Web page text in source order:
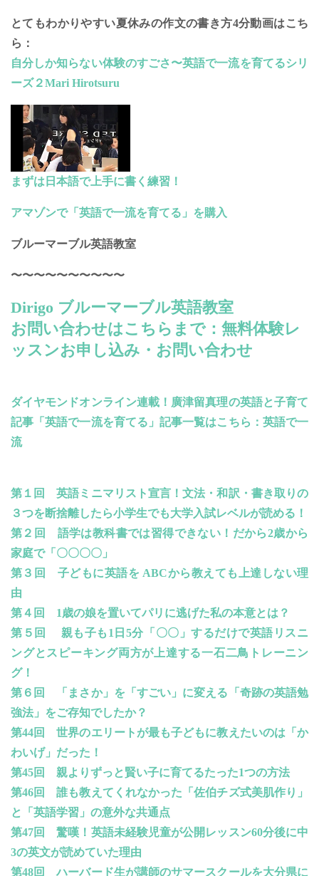
とてもわかりやすい夏休みの作文の書き方4分動画はこち
ら：
自分しか知らない体験のすごさ〜英語で一流を育てるシリ
ーズ２Mari Hirotsuru
まずは日本語で上手に書く練習！
アマゾンで「英語で一流を育てる」を購入
ブルーマーブル英語教室
〜〜〜〜〜〜〜〜〜〜
Dirigo ブルーマーブル英語教室
お問い合わせはこちらまで：無料体験レ
ッスンお申し込み・お問い合わせ
ダイヤモンドオンライン連載！廣津留真理の英語と子育て
記事「英語で一流を育てる」記事一覧はこちら：英語で一
流
第１回 英語ミニマリスト宣言！文法・和訳・書き取りの
３つを断捨離したら小学生でも大学入試レベルが読める！
第２回 語学は教科書では習得できない！だから2歳から
家庭で「〇〇〇〇」
第３回 子どもに英語を ABCから教えても上達しない理
由
第４回 1歳の娘を置いてパリに逃げた私の本意とは？
第５回 親も子も1日5分「〇〇」するだけで英語リスニ
ングとスピーキング両方が上達する一石二鳥トレーニン
グ！
第６回 「まさか」を「すごい」に変える「奇跡の英語勉
強法」をご存知でしたか？
第44回 世界のエリートが最も子どもに教えたいのは「か
わいげ」だった！
第45回 親よりずっと賢い子に育てるたった1つの方法
第46回 誰も教えてくれなかった「佐伯チズ式美肌作り」
と「英語学習」の意外な共通点
第47回 驚嘆！英語未経験児童が公開レッスン60分後に中
3の英文が読めていた理由
第48回 ハーバード生が講師のサマースクールを大分県に